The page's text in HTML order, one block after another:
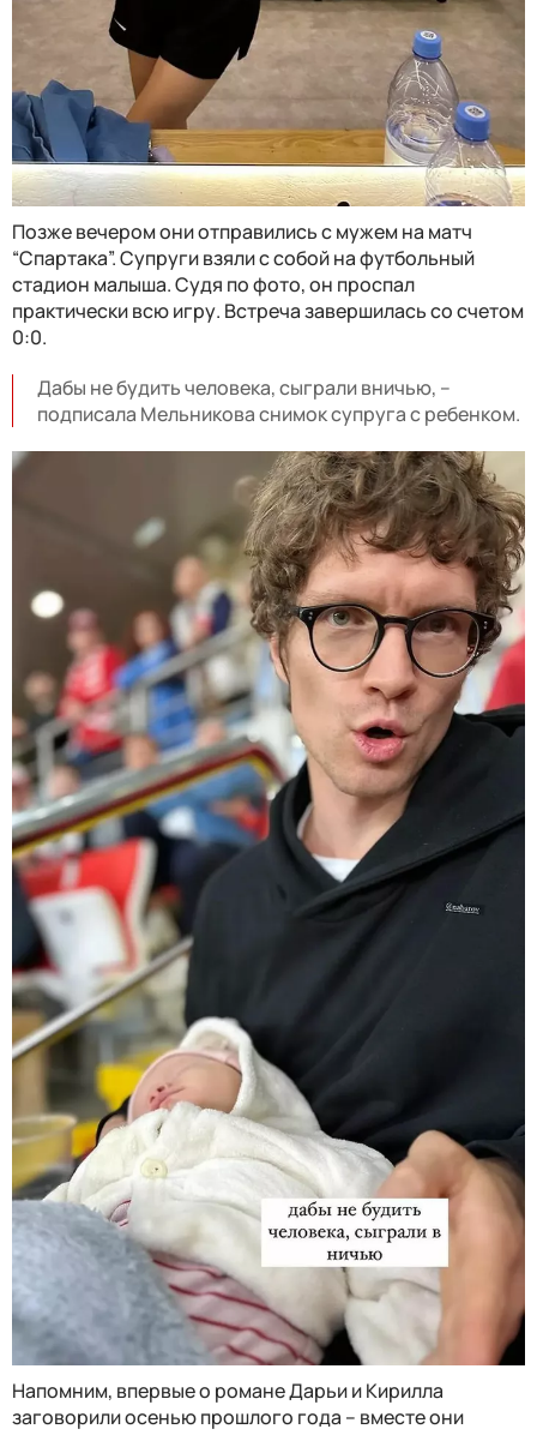
Позже вечером они отправились с мужем на матч
“Спартака”. Супруги взяли с собой на футбольный
стадион малыша. Судя по фото, он проспал
практически всю игру. Встреча завершилась со счетом
0:0.
Дабы не будить человека, сыграли вничью, –
подписала Мельникова снимок супруга с ребенком.
Напомним, впервые о романе Дарьи и Кирилла
заговорили осенью прошлого года – вместе они